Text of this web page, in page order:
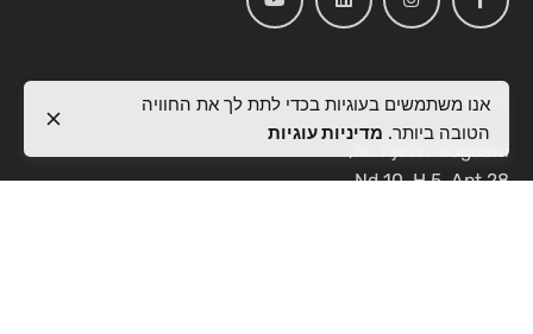
מקום
Rr. Pjetër Bogdani,
Nd 10, H 5, Apt 28,
אנו משתמשים בעוגיות בכדי לתת לך את החוויה
הטובה ביותר. מדיניות עוגיות